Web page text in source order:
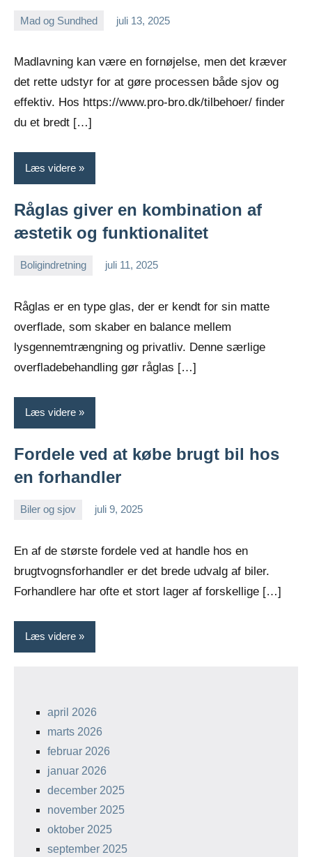
Mad og Sundhed juli 13, 2025
Madlavning kan være en fornøjelse, men det kræver
det rette udstyr for at gøre processen både sjov og
effektiv. Hos https://www.pro-bro.dk/tilbehoer/ finder
du et bredt […]
Læs videre
Råglas giver en kombination af
æstetik og funktionalitet
Boligindretning juli 11, 2025
Esben
Råglas er en type glas, der er kendt for sin matte
overflade, som skaber en balance mellem
lysgennemtrængning og privatliv. Denne særlige
overfladebehandling gør råglas […]
Læs videre
Fordele ved at købe brugt bil hos
en forhandler
Biler og sjov juli 9, 2025
En af de største fordele ved at handle hos en
brugtvognsforhandler er det brede udvalg af biler.
Forhandlere har ofte et stort lager af forskellige […]
Læs videre
april 2026
marts 2026
februar 2026
januar 2026
december 2025
november 2025
oktober 2025
september 2025